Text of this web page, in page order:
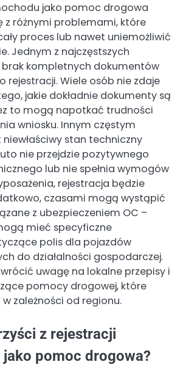
jako pomoc drogowa
z różnymi problemami, które
proces lub nawet uniemożliwić
Jednym z najczęstszych
kompletnych dokumentów
rejestracji. Wiele osób nie zdaje
jakie dokładnie dokumenty są
to mogą napotkać trudności
wniosku. Innym częstym
stan techniczny
nie przejdzie pozytywnego
lub nie spełnia wymogów
rejestracja będzie
czasami mogą wystąpić
z ubezpieczeniem OC –
mieć specyficzne
polis dla pojazdów
do działalności gospodarczej.
uwagę na lokalne przepisy i
pomocy drogowej, które
zależności od regionu.
z rejestracji
pomoc drogowa?